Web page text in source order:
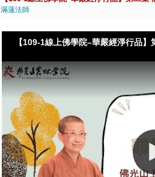
滿蓮法師
【109-1線上佛學院–華嚴經淨行品】